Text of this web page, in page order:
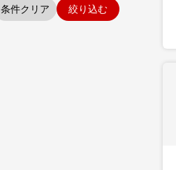
条件クリア 絞り込む